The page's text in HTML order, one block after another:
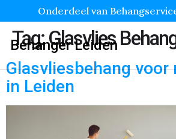
Onderdeel van
Behanger Leiden
Tag:Glasvlies
Glasvliesbehang voor
in Leiden